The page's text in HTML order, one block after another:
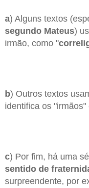
a) Alguns textos
segundo Mateus)
irmão, como "
b) Outros textos
identifica os "irmãos"
c) Por fim, há uma
sentido de
surpreendente, por